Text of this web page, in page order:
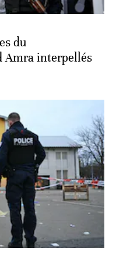
du
Amra interpellés